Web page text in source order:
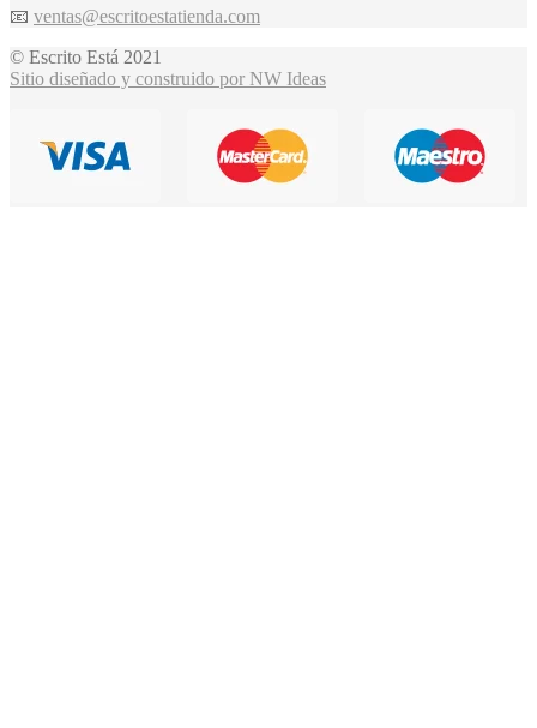
📧 ventas@escritoestatienda.com
© Escrito Está 2021
Sitio diseñado y construido por NW Ideas